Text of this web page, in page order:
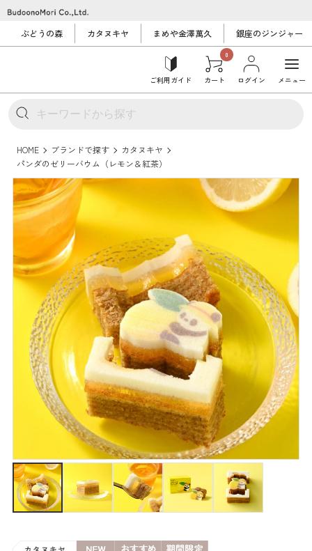
ぶどうの森 カタヌキヤ まめや金澤萬久 銀座のジンジャー
ご利用ガイド
0
カート ログイン メニュー
HOME ブランドで探す
カタヌキヤ
パンダのゼリーバウム（レモン＆紅茶）